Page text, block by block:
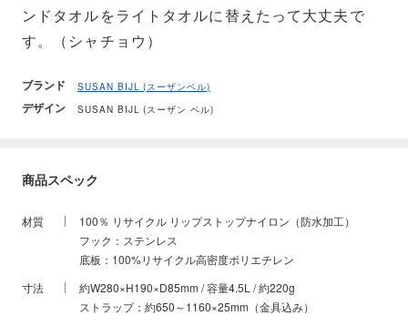
ンドタオルをライトタオルに替えたって大丈夫で
す。（シャチョウ）
ブランド SUSAN BIJL (スーザンベル)
デザイン SUSAN BIJL (スーザン ベル)
商品スペック
材質
100％ リサイクル リップストップナイロン（防水加工）
フック：ステンレス
底板：100%リサイクル高密度ポリエチレン
寸法
約W280×H190×D85mm / 容量4.5L / 約220g
ストラップ：約650～1160×25mm（金具込み）